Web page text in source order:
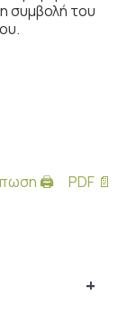
συμβολή του
🖨 PDF 📄
+